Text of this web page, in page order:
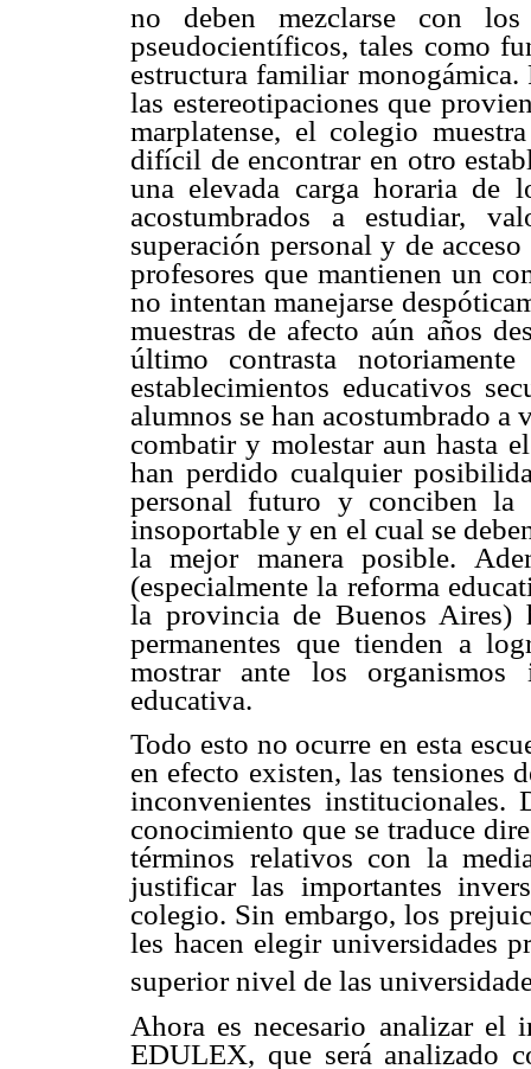
no deben mezclarse con los
pseudocientíficos, tales como
estructura familiar monogámica.
las estereotipaciones que
marplatense, el colegio
difícil de encontrar en otro
una elevada carga horaria de
acostumbrados a estudiar,
superación personal y de
profesores que mantienen un
no intentan manejarse
muestras de afecto aún años
último contrasta
establecimientos educativos
alumnos se han acostumbrado a
combatir y molestar aun hasta
han perdido cualquier
personal futuro y conciben la
insoportable y en el cual se
la mejor manera posible.
(especialmente la reforma
la provincia de Buenos Aires)
permanentes que tienden a
mostrar ante los organismos
educativa.
Todo esto no ocurre en esta
en efecto existen, las tensiones
inconvenientes
conocimiento que se traduce
términos relativos con la
justificar las importantes
colegio. Sin embargo, los
les hacen elegir universidades
superior nivel de las
Ahora es necesario analizar el
EDULEX, que será analizado